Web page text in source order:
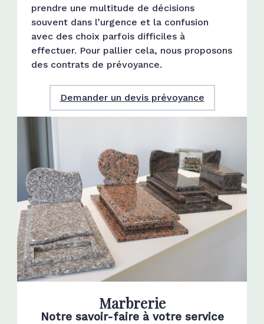
prendre une multitude de décisions
souvent dans l’urgence et la confusion
avec des choix parfois difficiles à
effectuer. Pour pallier cela, nous proposons
des contrats de prévoyance.
Demander un devis prévoyance
Marbrerie
Notre savoir-faire à votre service